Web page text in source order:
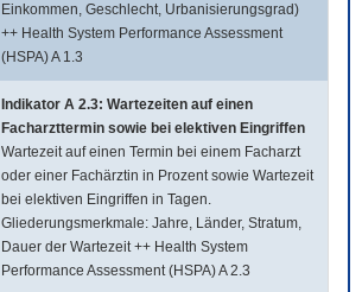
Einkommen, Geschlecht, Urbanisierungsgrad)
++ Health System Performance Assessment
(HSPA) A 1.3
Indikator A 2.3: Wartezeiten auf einen
Facharzttermin sowie bei elektiven Eingriffen
Wartezeit auf einen Termin bei einem Facharzt
oder einer Fachärztin in Prozent sowie Wartezeit
bei elektiven Eingriffen in Tagen.
Gliederungsmerkmale: Jahre, Länder, Stratum,
Dauer der Wartezeit ++ Health System
Performance Assessment (HSPA) A 2.3